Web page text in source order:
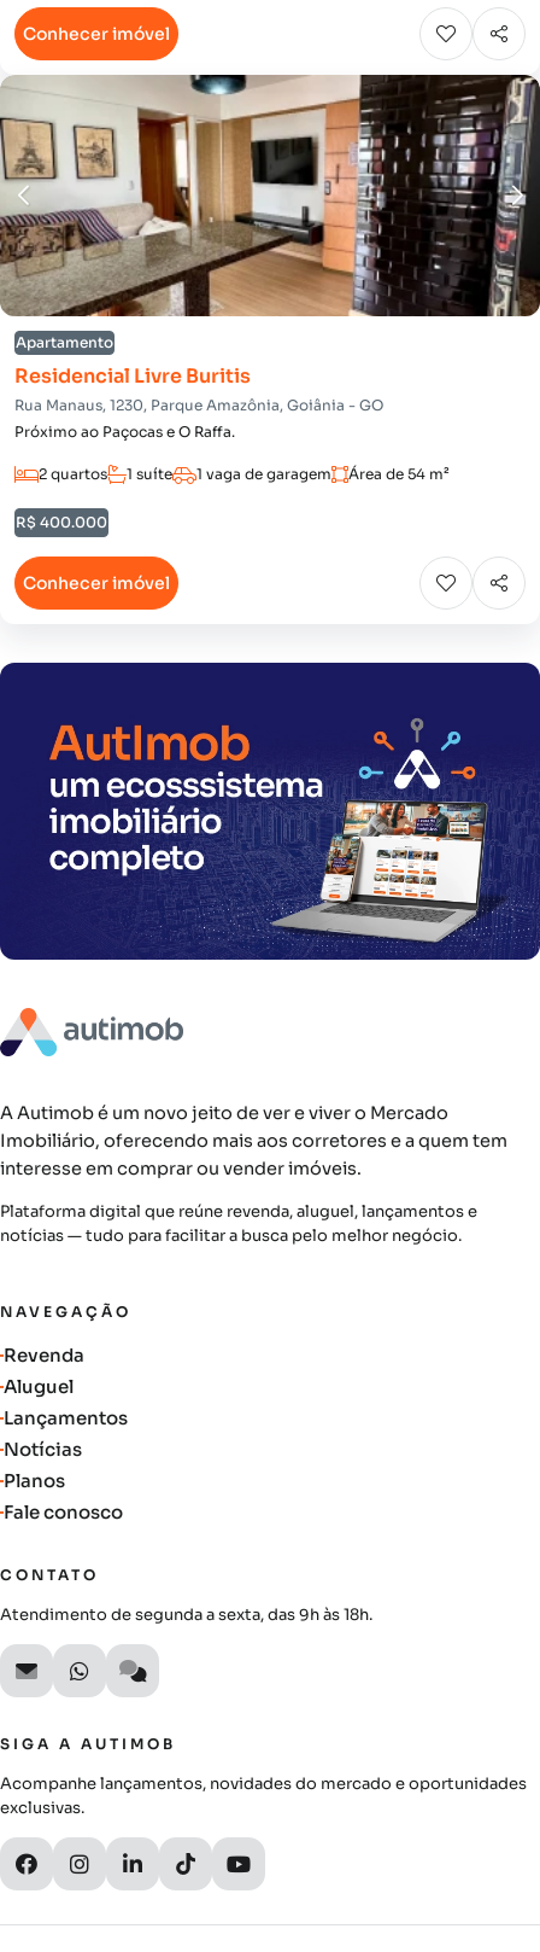
Conhecer imóvel
Apartamento
Residencial Livre Buritis
Rua Manaus, 1230, Parque Amazônia, Goiânia - GO
Próximo ao Paçocas e O Raffa.
2 quartos 1 suíte 1 vaga de garagem Área de 54 m²
R$ 400.000
Conhecer imóvel
A Autimob é um novo jeito de ver e viver o Mercado
Imobiliário, oferecendo mais aos corretores e a quem tem
interesse em comprar ou vender imóveis.
Plataforma digital que reúne revenda, aluguel, lançamentos e
notícias — tudo para facilitar a busca pelo melhor negócio.
NAVEGAÇÃO
Revenda
Aluguel
Lançamentos
Notícias
Planos
Fale conosco
CONTATO
Atendimento de segunda a sexta, das 9h às 18h.
SIGA A AUTIMOB
Acompanhe lançamentos, novidades do mercado e oportunidades
exclusivas.